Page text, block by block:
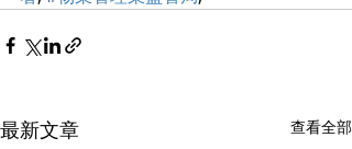
最新文章 查看全部